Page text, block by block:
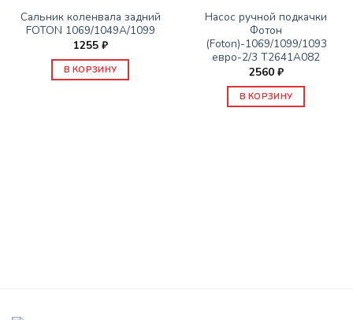
Сальник коленвала задний
FOTON 1069/1049А/1099
1255 ₽
В КОРЗИНУ
Насос ручной подкачки
Фотон
(Foton)-1069/1099/1093
евро-2/3 T2641A082
2560 ₽
В КОРЗИНУ